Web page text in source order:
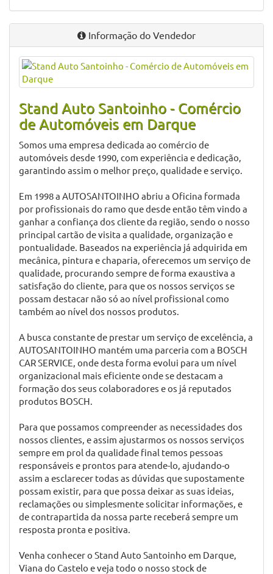
Informação do Vendedor
Stand Auto Santoinho - Comércio
de Automóveis em Darque
Somos uma empresa dedicada ao comércio de
automóveis desde 1990, com experiência e dedicação,
garantindo assim o melhor preço, qualidade e serviço.
Em 1998 a AUTOSANTOINHO abriu a Oficina formada
por profissionais do ramo que desde então têm vindo a
ganhar a confiança dos cliente da região, sendo o nosso
principal cartão de visita a qualidade, organização e
pontualidade. Baseados na experiência já adquirida em
mecânica, pintura e chaparia, oferecemos um serviço de
qualidade, procurando sempre de forma exaustiva a
satisfação do cliente, para que os nossos serviços se
possam destacar não só ao nível profissional como
também ao nível dos nossos produtos.
A busca constante de prestar um serviço de excelência, a
AUTOSANTOINHO mantém uma parceria com a BOSCH
CAR SERVICE, onde desta forma evolui para um nível
organizacional mais eficiente onde se destacam a
formação dos seus colaboradores e os já reputados
produtos BOSCH.
Para que possamos compreender as necessidades dos
nossos clientes, e assim ajustarmos os nossos serviços
sempre em prol da qualidade final temos pessoas
responsáveis e prontos para atende-lo, ajudando-o
assim a esclarecer todas as dúvidas que supostamente
possam existir, para que possa deixar as suas ideias,
reclamações ou simplesmente solicitar informações, e
de contrapartida da nossa parte receberá sempre um
resposta pronta e positiva.
Venha conhecer o Stand Auto Santoinho em Darque,
Viana do Castelo e veja todo o nosso stock de